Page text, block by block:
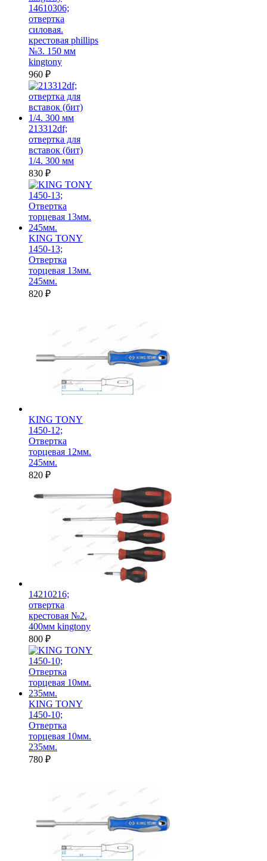
14610306;
отвертка
силовая.
крестовая phillips
№3. 150 мм
kingtony
960 ₽
213312df;
отвертка для
вставок (бит)
1/4. 300 мм
830 ₽
KING TONY
1450-13;
Отвертка
торцевая 13мм.
245мм.
820 ₽
KING TONY
1450-12;
Отвертка
торцевая 12мм.
245мм.
820 ₽
14210216;
отвертка
крестовая №2.
400мм kingtony
800 ₽
KING TONY
1450-10;
Отвертка
торцевая 10мм.
235мм.
780 ₽